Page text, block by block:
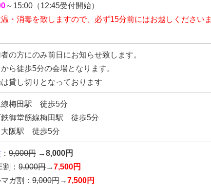
～15:00（12:45受付開始）
・消毒を致しますので、必ず15分前にはお越しくださいま
の方にのみ前日にお知らせ致します。
ら徒歩5分の会場となります。
貸し切りとなっております
線梅田駅 徒歩5分
鉄御堂筋線梅田駅 徒歩5分
大阪駅 徒歩5分
： 9,000円 →8,000円
割： 9,000円→7,500円
マガ割： 9,000円→7,500円